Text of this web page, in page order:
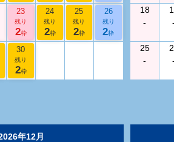
23
残り
2枠
24
残り
2枠
25
残り
2枠
26
残り
2枠
30
残り
2枠
18
-
-
25
-
-
年12月